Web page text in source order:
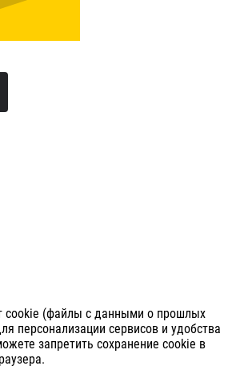
cookie (файлы с данными о прошлых
персонализации сервисов и удобства
запретить сохранение cookie в